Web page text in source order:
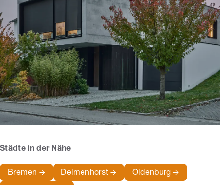
Städte in der Nähe
Bremen Delmenhorst Oldenburg